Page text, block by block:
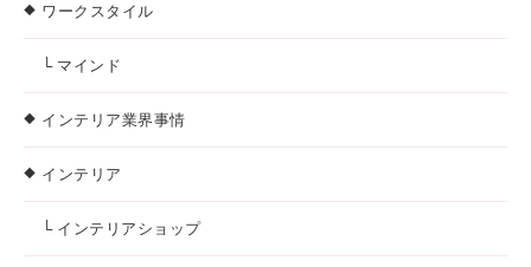
ワークスタイル
└ マインド
インテリア業界事情
インテリア
└ インテリアショップ